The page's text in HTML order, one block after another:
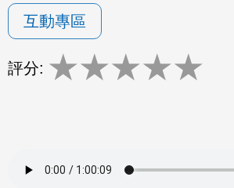
互動專區
評分: ★★★★★